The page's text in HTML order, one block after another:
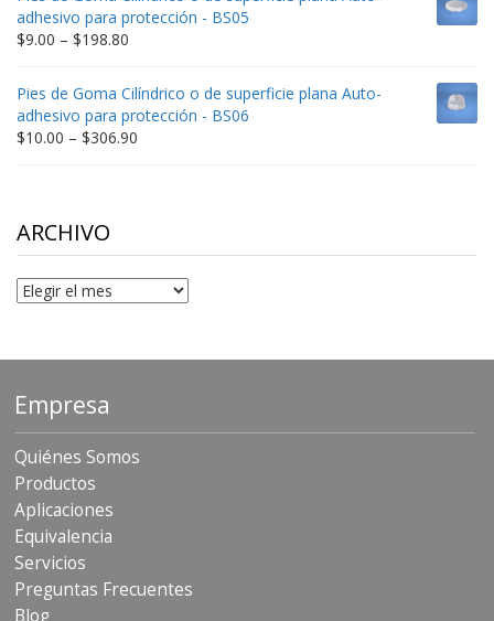
through
$332.65
adhesivo para protección - BS05
$9.00 – $198.80
$9.00
through
$198.80
Pies de Goma Cilíndrico o de superficie plana Auto-
adhesivo para protección - BS06
$10.00 – $306.90
ARCHIVO
Archivo
Empresa
Quiénes Somos
Productos
Aplicaciones
Equivalencia
Servicios
Preguntas Frecuentes
Blog